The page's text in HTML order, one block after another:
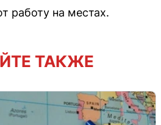
работу на местах.
ТАКЖЕ